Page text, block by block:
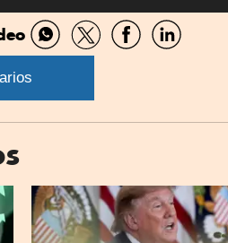
Compartir
por
Compartir
por
CompartirCompartir